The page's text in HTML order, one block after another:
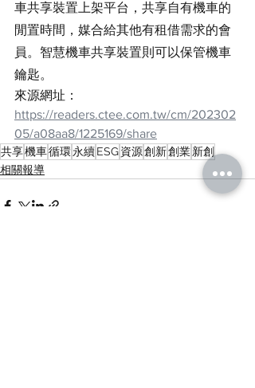
車共享裝置上架平台，共享自有機車的
閒置時間，媒合給其他有租借需求的會
員。智慧機車共享裝置則可以保管機車
鑰匙。
來源網址：
https://readers.ctee.com.tw/cm/202302
05/a08aa8/1225169/share
共享機車循環永續ESG資源創新創業新創
相關報導